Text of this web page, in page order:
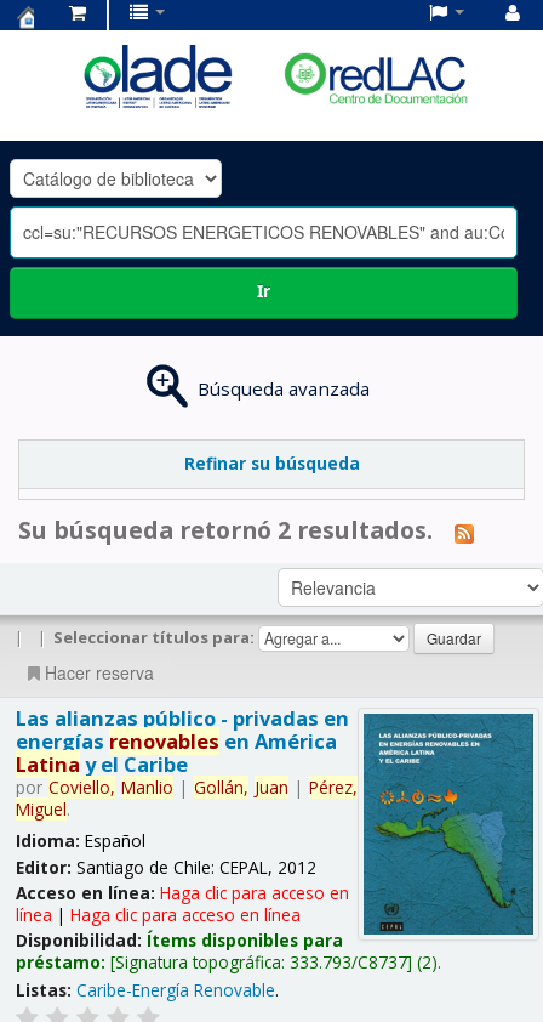
OLADE
-
Ir
Búsqueda avanzada
Refinar su búsqueda
Su búsqueda retornó 2 resultados.
| | Seleccionar títulos para:
Hacer reserva
Las alianzas público - privadas en
energías renovables en América
Latina y el Caribe
por Coviello, Manlio | Gollán, Juan | Pérez,
Miguel.
Idioma: Español
Editor: Santiago de Chile: CEPAL, 2012
Acceso en línea: Haga clic para acceso en
línea | Haga clic para acceso en línea
Disponibilidad: Ítems disponibles para
préstamo: Signatura topográfica: 333.793/C8737 (2).
Listas: Caribe-Energía Renovable.